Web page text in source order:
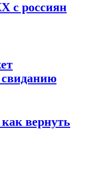
с россиян
свиданию
вернуть